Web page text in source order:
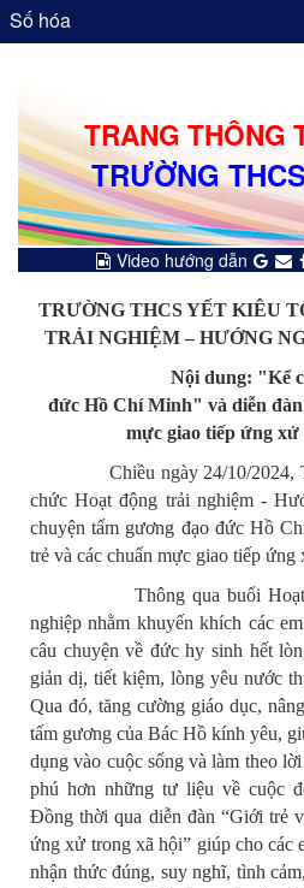
Số hóa
TRANG THÔNG
TRƯỜNG
Video hướng dẫn
TRƯỜNG THCS YẾT KIÊU
TRẢI NGHIỆM – HƯỚNG
Nội dung: "Kể
đức Hồ Chí Minh" và diễn
mực giao tiếp ứng
Chiều ngày 24/10/
chức Hoạt động trải nghiệm -
chuyện tấm gương đạo đức Hồ
trẻ và các chuẩn mực giao tiếp ứng
Thông qua buổi Hoạt
nghiệp nhằm khuyến khích các
câu chuyện về đức hy sinh hết
giản dị, tiết kiệm, lòng yêu nước
Qua đó, tăng cường giáo dục,
tấm gương của Bác Hồ kính yêu,
dụng vào cuộc sống và làm theo
phú hơn những tư liệu về cuộc
Đồng thời qua diễn đàn “Giới trẻ
ứng xử trong xã hội” giúp cho các
nhận thức đúng, suy nghĩ, tình